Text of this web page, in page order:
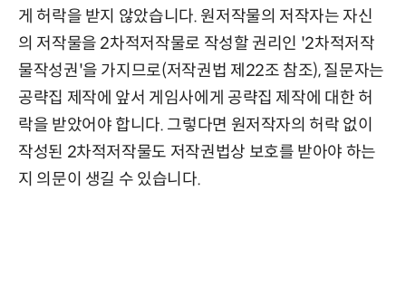
게 허락을 받지 않았습니다. 원저작물의 저작자는 자신
의 저작물을 2차적저작물로 작성할 권리인 '2차적저작
물작성권'을 가지므로(저작권법 제22조 참조), 질문자는
공략집 제작에 앞서 게임사에게 공략집 제작에 대한 허
락을 받았어야 합니다. 그렇다면 원저작자의 허락 없이
작성된 2차적저작물도 저작권법상 보호를 받아야 하는
지 의문이 생길 수 있습니다.